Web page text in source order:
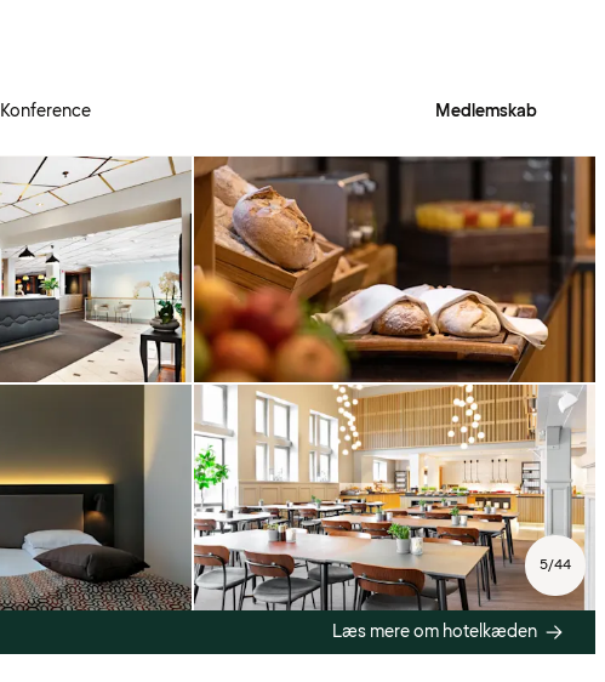
Konference Medlemskab
5/44
Læs mere om hotelkæden